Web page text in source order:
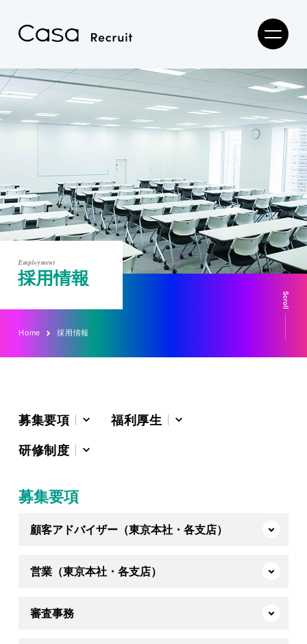
Employment
採用情報
Home 採用情報
募集要項
福利厚生
研修制度
募集要項
顧客アドバイザー（東京本社・各支店）
営業（東京本社・各支店）
審査事務